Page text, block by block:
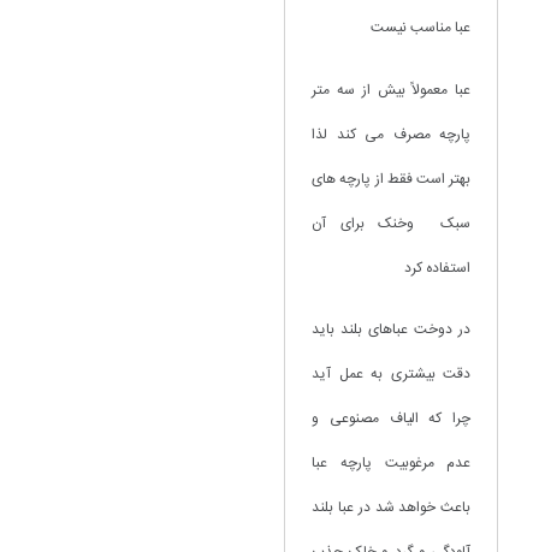
عبا مناسب نیست
عبا معمولاً بیش از سه متر
پارچه مصرف می کند لذا
بهتر است فقط از پارچه های
سبک وخنک برای آن
استفاده کرد
در دوخت عباهای بلند باید
دقت بیشتری به عمل آید
چرا که الیاف مصنوعی و
عدم مرغوبیت پارچه عبا
باعث خواهد شد در عبا بلند